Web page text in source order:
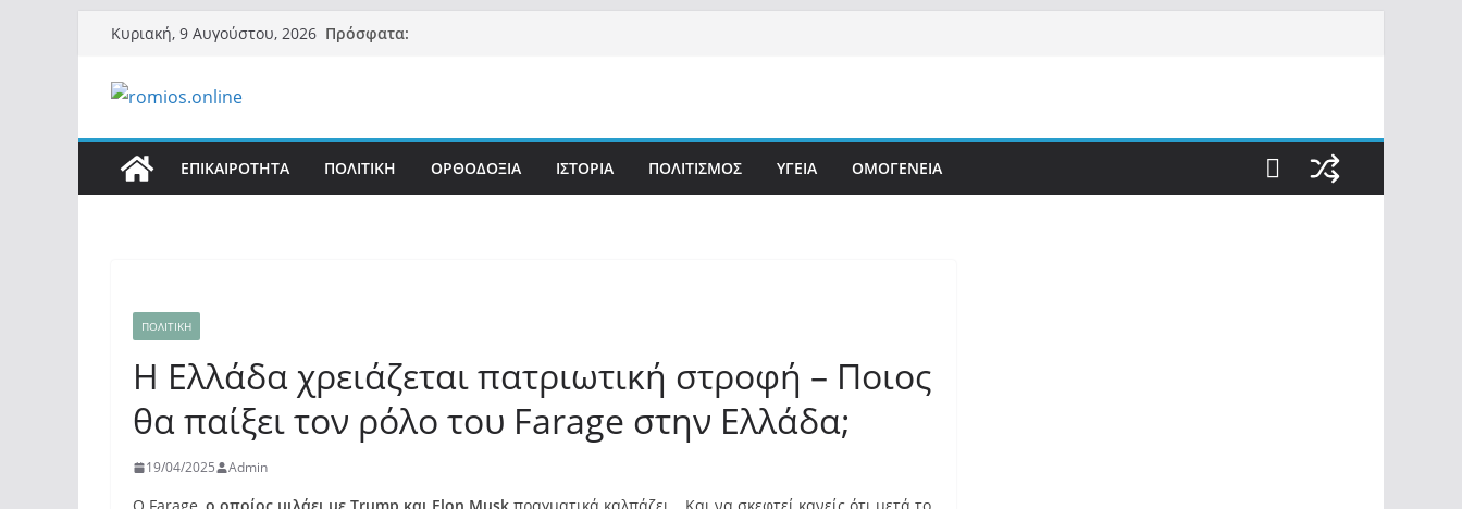
Μετάβαση
περιεχόμενο
Κυριακή, 9 Αυγούστου, 2026 Πρόσφατα:
ΕΠΙΚΑΙΡΟΤΗΤΑ ΠΟΛΙΤΙΚΗ ΟΡΘΟΔΟΞΙΑ ΙΣΤΟΡΙΑ ΠΟΛΙΤΙΣΜΟΣ ΥΓΕΙΑ ΟΜΟΓΕΝΕΙΑ
ΠΟΛΙΤΙΚΗ
Η Ελλάδα χρειάζεται πατριωτική στροφή – Ποιος
θα παίξει τον ρόλο του Farage στην Ελλάδα;
19/04/2025 Admin